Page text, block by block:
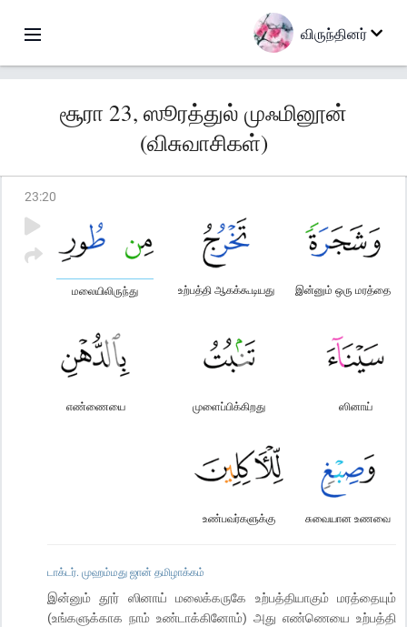
விருந்தினர்
சூரா 23, ஸூரத்துல் முஃமினூன்
(விசுவாசிகள்)
23:20
இன்னும் ஒரு மரத்தை
உற்பத்தி ஆகக்கூடியது
மலையிலிருந்து
ஸினாய்
முளைப்பிக்கிறது
எண்ணையை
சுவையான உணவை
உண்பவர்களுக்கு
டாக்டர். முஹம்மது ஜான் தமிழாக்கம்
இன்னும் தூர் ஸினாய் மலைக்கருகே உற்பத்தியாகும் மரத்தையும்
(உங்களுக்காக நாம் உண்டாக்கினோம்) அது எண்ணெயை உற்பத்தி